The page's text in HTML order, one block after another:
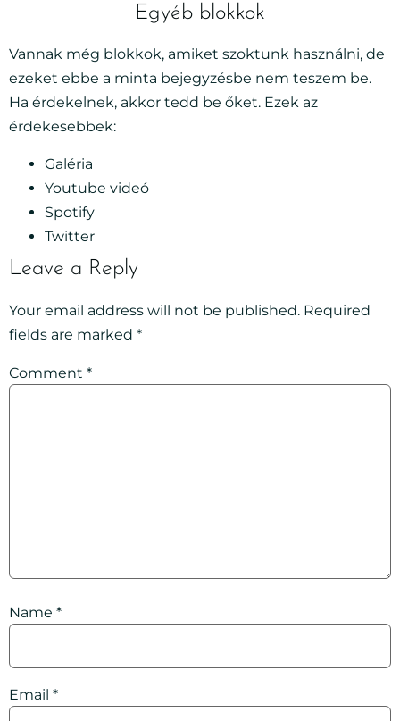
Egyéb blokkok
Vannak még blokkok, amiket szoktunk használni, de
ezeket ebbe a minta bejegyzésbe nem teszem be.
Ha érdekelnek, akkor tedd be őket. Ezek az
érdekesebbek:
Galéria
Youtube videó
Spotify
Twitter
Leave a Reply
Your email address will not be published. Required
fields are marked *
Comment *
Name *
Email *